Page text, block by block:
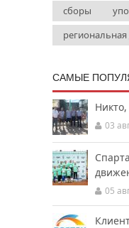
сборы
САМЫЕ
03
05